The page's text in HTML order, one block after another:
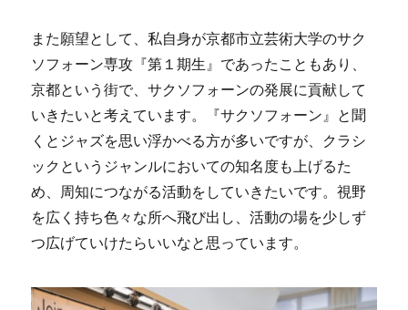
また願望として、私自身が京都市立芸術大学のサク
ソフォーン専攻『第１期生』であったこともあり、
京都という街で、サクソフォーンの発展に貢献して
いきたいと考えています。『サクソフォーン』と聞
くとジャズを思い浮かべる方が多いですが、クラシ
ックというジャンルにおいての知名度も上げるた
め、周知につながる活動をしていきたいです。視野
を広く持ち色々な所へ飛び出し、活動の場を少しず
つ広げていけたらいいなと思っています。